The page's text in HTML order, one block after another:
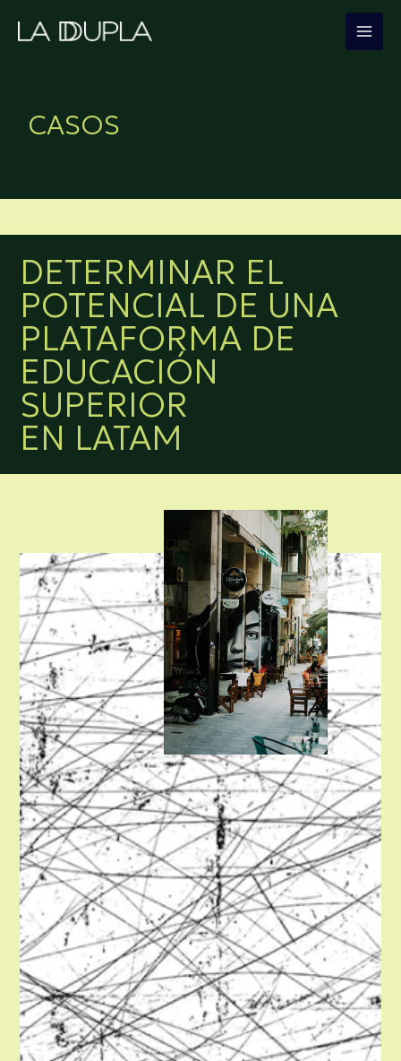
CASOS
DETERMINAR EL
POTENCIAL DE UNA
PLATAFORMA DE
EDUCACIÓN
SUPERIOR
EN LATAM